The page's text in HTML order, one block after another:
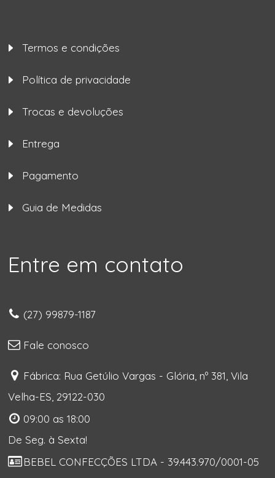
Termos e condições
Política de privacidade
Trocas e devoluções
Entrega
Pagamento
Guia de Medidas
Entre em contato
(27) 99879-1187
Fale conosco
Fábrica: Rua Getúlio Vargas - Glória, nº 381, Vila
Velha-ES, 29122-030
09:00 as 18:00
De Seg. à Sexta!
BEBEL CONFECÇÕES LTDA - 39.443.970/0001-05